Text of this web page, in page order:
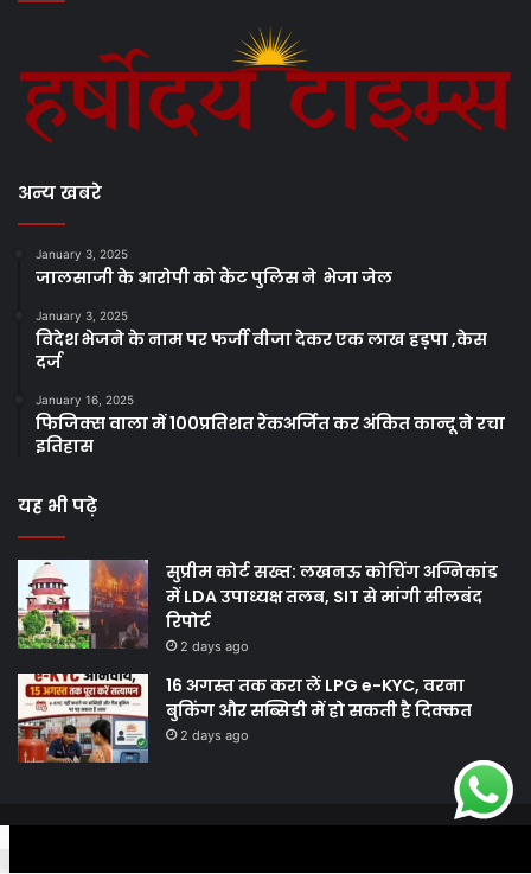
अन्य खबरे
January 3, 2025
जालसाजी के आरोपी को कैंट पुलिस ने भेजा जेल
January 3, 2025
विदेश भेजने के नाम पर फर्जी वीजा देकर एक लाख हड़पा ,केस
दर्ज
January 16, 2025
फिजिक्स वाला में 100प्रतिशत रैंकअर्जित कर अंकित कान्दू ने रचा
इतिहास
यह भी पढ़े
सुप्रीम कोर्ट सख्त: लखनऊ कोचिंग अग्निकांड
में LDA उपाध्यक्ष तलब, SIT से मांगी सीलबंद
रिपोर्ट
2 days ago
16 अगस्त तक करा लें LPG e-KYC, वरना
बुकिंग और सब्सिडी में हो सकती है दिक्कत
2 days ago